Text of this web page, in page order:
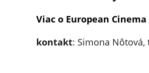
Viac o European
kontakt: Simona Nôtová,